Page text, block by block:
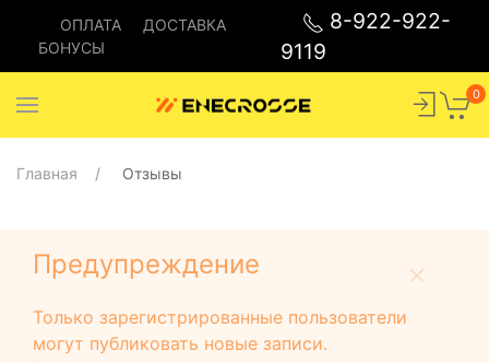
ОПЛАТА
ДОСТАВКА
БОНУСЫ
8-922-922-
9119
0
Главная Отзывы
Предупреждение
Только зарегистрированные пользователи
могут публиковать новые записи.